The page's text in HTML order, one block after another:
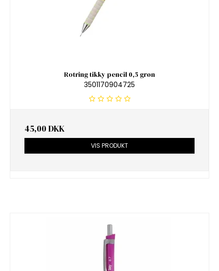
Rotring tikky pencil 0,5 grøn
3501170904725
45,00 DKK
VIS PRODUKT